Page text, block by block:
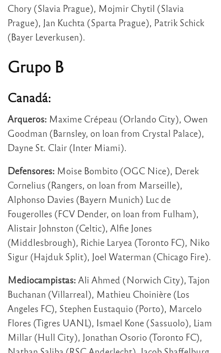
Chory (Slavia Prague), Mojmir Chytil (Slavia
Prague), Jan Kuchta (Sparta Prague), Patrik Schick
(Bayer Leverkusen).
Grupo B
Canadá:
Arqueros: Maxime Crépeau (Orlando City), Owen
Goodman (Barnsley, on loan from Crystal Palace),
Dayne St. Clair (Inter Miami).
Defensores: Moise Bombito (OGC Nice), Derek
Cornelius (Rangers, on loan from Marseille),
Alphonso Davies (Bayern Munich) Luc de
Fougerolles (FCV Dender, on loan from Fulham),
Alistair Johnston (Celtic), Alfie Jones
(Middlesbrough), Richie Laryea (Toronto FC), Niko
Sigur (Hajduk Split), Joel Waterman (Chicago Fire).
Mediocampistas: Ali Ahmed (Norwich City), Tajon
Buchanan (Villarreal), Mathieu Choinière (Los
Angeles FC), Stephen Eustaquio (Porto), Marcelo
Flores (Tigres UANL), Ismael Kone (Sassuolo), Liam
Millar (Hull City), Jonathan Osorio (Toronto FC),